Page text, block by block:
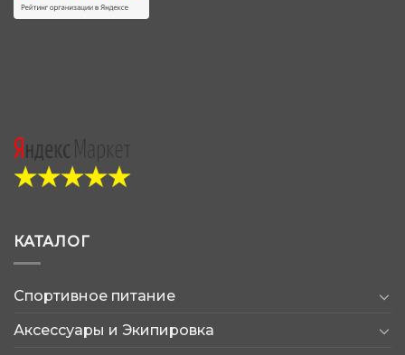
КАТАЛОГ
Спортивное питание
Аксессуары и Экипировка